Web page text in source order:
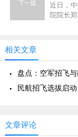
下一篇
近日，
院院长
相关文章
盘点：空军招飞
民航招飞选拔启动
文章评论